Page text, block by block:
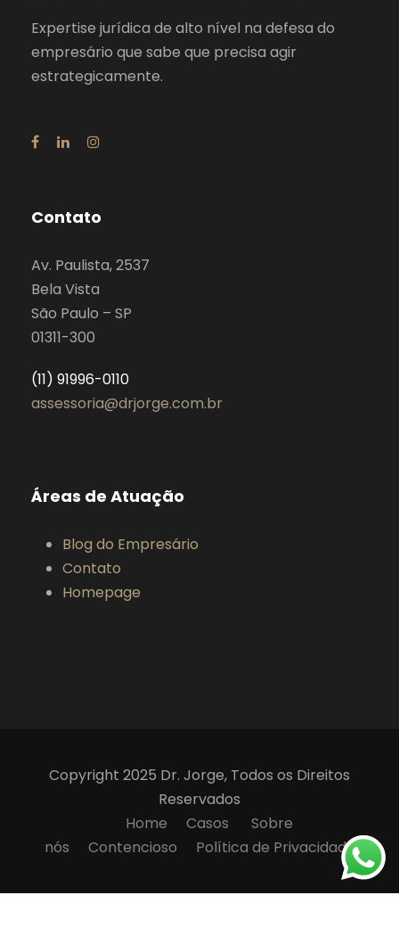
Expertise jurídica de alto nível na defesa do
empresário que sabe que precisa agir
estrategicamente.
Contato
Av. Paulista, 2537
Bela Vista
São Paulo – SP
01311-300
(11) 91996-0110
assessoria@drjorge.com.br
Áreas de Atuação
Blog do Empresário
Contato
Homepage
Copyright 2025 Dr. Jorge, Todos os Direitos
Reservados
Home
Casos
Sobre
nós
Contencioso Política de Privacidade